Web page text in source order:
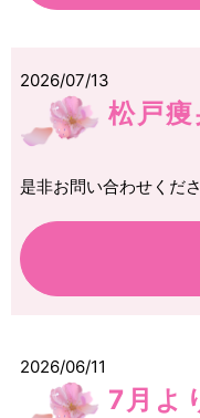
2026/07/13
松戸
是非お問い合わせくだ
2026/06/11
7月よ